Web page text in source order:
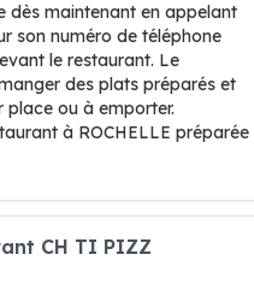
dès maintenant en appelant
son numéro de téléphone
le restaurant. Le
des plats préparés et
place ou à emporter.
à ROCHELLE préparée
CH TI PIZZ